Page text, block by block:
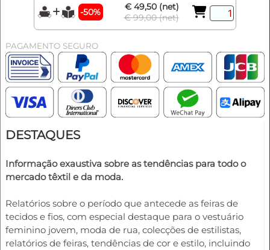
-50%
€ 49,50 (net)
€ 99,00 (net)
PAGAMENTO SEGURO
DESTAQUES
Informação exaustiva sobre as tendências para todo o
mercado têxtil e da moda.
Relatórios sobre o período que antecede as feiras de
tecidos e fios, com especial destaque para o vestuário
feminino jovem, moda de rua, colecções de estilistas,
relatórios de feiras, tendências de cor e estilo, incluindo